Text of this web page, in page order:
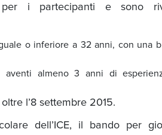
i partecipanti e sono
o inferiore a 32 anni, con una
aventi almeno 3 anni di
l’8 settembre 2015.
dell’ICE, il bando per